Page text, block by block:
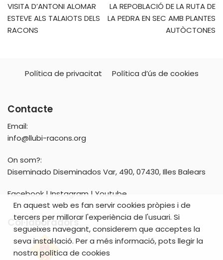
VISITA D’ANTONI ALOMAR
ESTEVE ALS TALAIOTS DELS
RACONS
LA REPOBLACIÓ DE LA RUTA DE
LA PEDRA EN SEC AMB PLANTES
AUTÒCTONES
Política de privacitat Política d’ús de cookies
Contacte
Email:
info@llubi-racons.org
On som?:
Diseminado Diseminados Var, 490, 07430, Illes Balears
Facebook | Instagram | Youtube
Col·laboradors
En aquest web es fan servir cookies pròpies i de
tercers per millorar l'experiència de l'usuari. Si
segueixes navegant, considerem que acceptes la
seva instal·lació. Per a més informació, pots llegir la
nostra política de cookies